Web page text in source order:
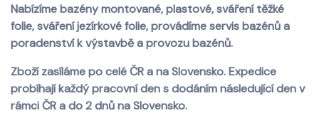
Nabízíme bazény montované, plastové, sváření těžké
folie, sváření jezírkové folie, provádíme servis bazénů a
poradenství k výstavbě a provozu bazénů.
Zboží zasíláme po celé ČR a na Slovensko. Expedice
probíhají každý pracovní den s dodáním následující den v
rámci ČR a do 2 dnů na Slovensko.